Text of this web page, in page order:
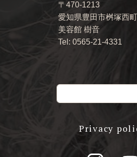
〒470-1213
愛知県豊田市桝塚西
美容館 樹音
Tel: 0565-21-4331
Privacy